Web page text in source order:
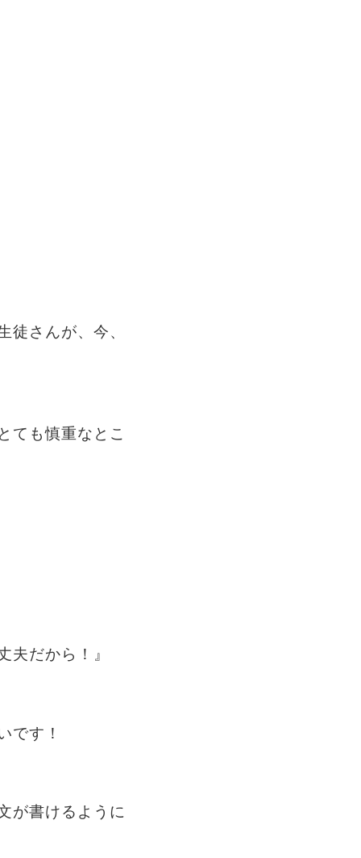
徒さんが、今、
ても慎重なとこ
夫だから！』
です！
が書けるように